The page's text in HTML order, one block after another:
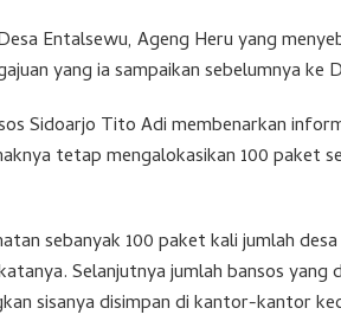
Entalsewu, Ageng Heru yang
yang ia sampaikan sebelumnya ke
Sidoarjo Tito Adi membenarkan
tetap mengalokasikan 100 paket
sebanyak 100 paket kali jumlah
Selanjutnya jumlah bansos yang
sisanya disimpan di kantor-kantor